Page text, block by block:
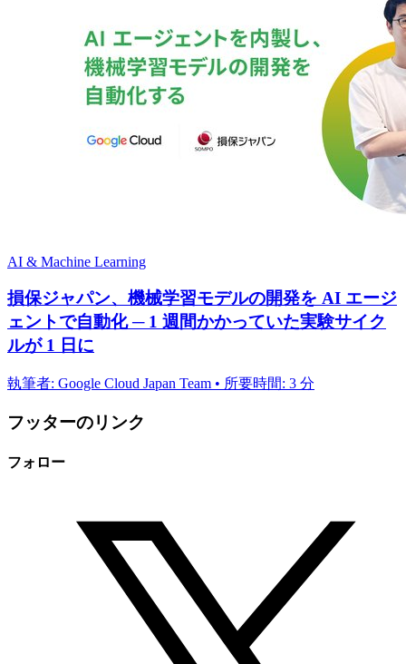
AI & Machine Learning
損保ジャパン、機械学習モデルの開発を AI エージ
ェントで自動化 ─ 1 週間かかっていた実験サイク
ルが 1 日に
執筆者: Google Cloud Japan Team • 所要時間: 3 分
フッターのリンク
フォロー